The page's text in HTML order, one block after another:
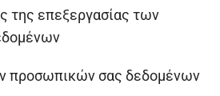
της επεξεργασίας των
προσωπικών σας δεδομένων